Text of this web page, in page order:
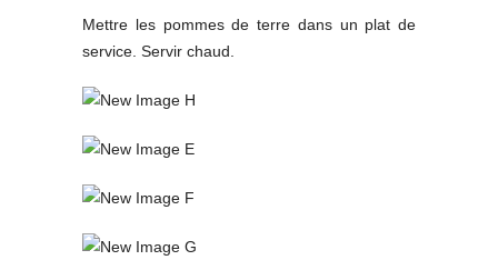
Mettre les pommes de terre dans un plat de
service. Servir chaud.